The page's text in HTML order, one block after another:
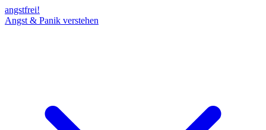
angstfrei!
Angst & Panik verstehen